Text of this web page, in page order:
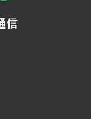
信